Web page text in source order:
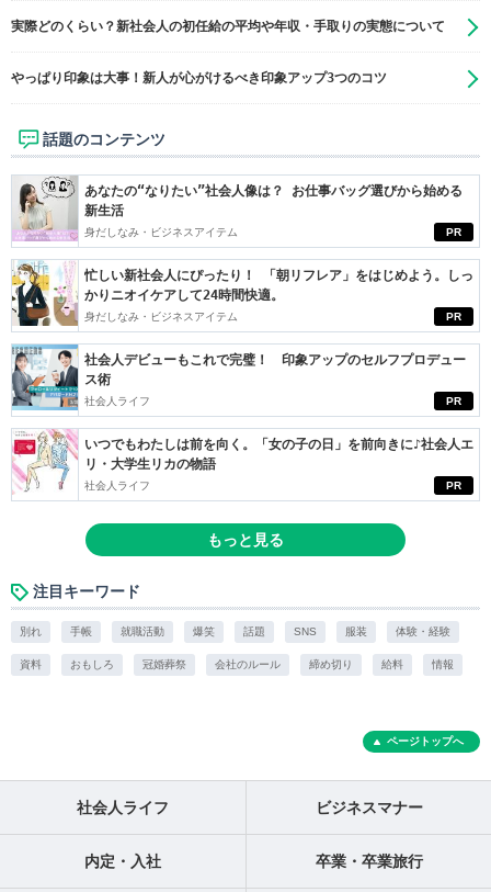
実際どのくらい？新社会人の初任給の平均や年収・手取りの実態について
やっぱり印象は大事！新人が心がけるべき印象アップ3つのコツ
話題のコンテンツ
PR
あなたの“なりたい”社会人像は？ お仕事バッグ選びから始める
新生活
身だしなみ・ビジネスアイテム
PR
忙しい新社会人にぴったり！ 「朝リフレア」をはじめよう。しっ
かりニオイケアして24時間快適。
身だしなみ・ビジネスアイテム
PR
社会人デビューもこれで完璧！ 印象アップのセルフプロデュー
ス術
社会人ライフ
PR
いつでもわたしは前を向く。「女の子の日」を前向きに♪社会人エ
リ・大学生リカの物語
社会人ライフ
もっと見る
注目キーワード
別れ 手帳 就職活動 爆笑 話題 SNS 服装 体験・経験
資料 おもしろ 冠婚葬祭 会社のルール 締め切り 給料 情報
ページトップへ
社会人ライフ ビジネスマナー
内定・入社 卒業・卒業旅行